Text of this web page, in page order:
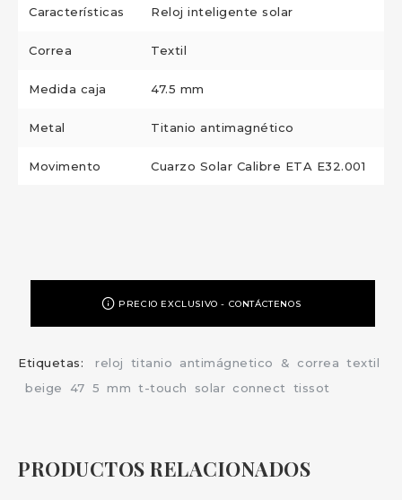
Características Reloj inteligente solar
Correa Textil
Medida caja 47.5 mm
Metal Titanio antimagnético
Movimento Cuarzo Solar Calibre ETA E32.001
PRECIO EXCLUSIVO - CONTÁCTENOS
Etiquetas: reloj titanio antimágnetico & correa textil
beige
47 5 mm t-touch solar connect tissot
PRODUCTOS RELACIONADOS